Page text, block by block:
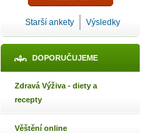
Starší ankety Výsledky
DOPORUČUJEME
Zdravá Výživa - diety a
recepty
Věštění online